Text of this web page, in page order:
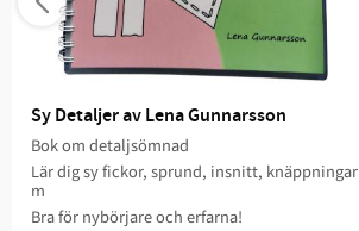
Sy Detaljer av Lena Gunnarsson
Bok om detaljsömnad
Lär dig sy fickor, sprund, insnitt, knäppningar
m
Bra för nybörjare och erfarna!